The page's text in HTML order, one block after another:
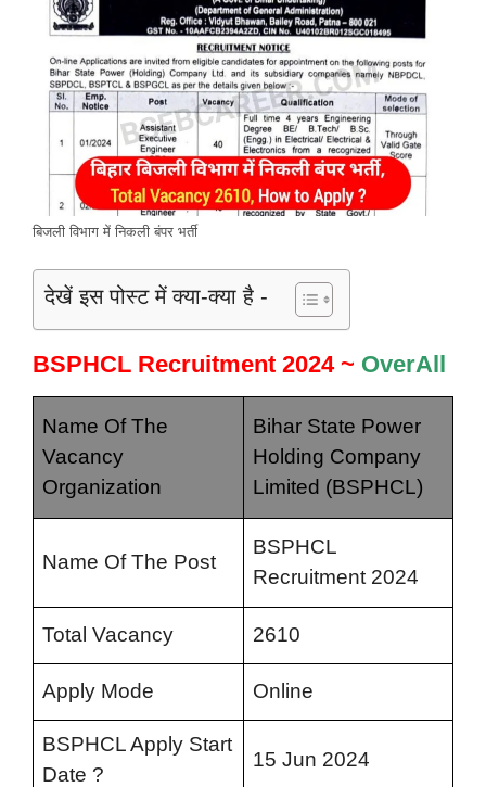
बिजली विभाग में निकली बंपर भर्ती
देखें इस पोस्ट में क्या-क्या है -
BSPHCL Recruitment 2024 ~ OverAll
Name Of The
Vacancy
Organization
Bihar State Power
Holding Company
Limited (BSPHCL)
Name Of The Post
BSPHCL
Recruitment 2024
Total Vacancy 2610
Apply Mode Online
BSPHCL Apply Start
Date ?
15 Jun 2024